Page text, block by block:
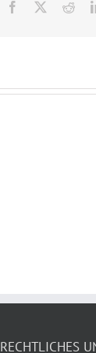
Facebook
RECHTLICHES